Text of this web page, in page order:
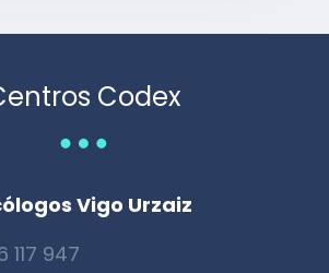
Codex
…
Vigo Urzaiz
117 947